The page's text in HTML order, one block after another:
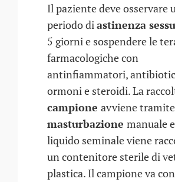
Il paziente deve osservare
periodo diastinenza
5 giorni e sospendere le
farmacologiche con
antinfiammatori,
ormoni e steroidi. La
campione avviene tramite
masturbazione manuale
liquido seminale viene
un contenitore sterile di
plastica. Il campione va